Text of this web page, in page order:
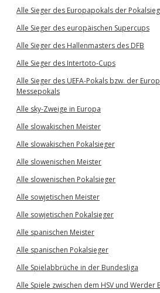
Alle Sieger des Europapokals der
Alle Sieger des europäischen Supercups
Alle Sieger des Hallenmasters des DFB
Alle Sieger des Intertoto-Cups
Alle Sieger des UEFA-Pokals bzw. der
Messepokals
Alle sky-Zweige in Europa
Alle slowakischen Meister
Alle slowakischen Pokalsieger
Alle slowenischen Meister
Alle slowenischen Pokalsieger
Alle sowjetischen Meister
Alle sowjetischen Pokalsieger
Alle spanischen Meister
Alle spanischen Pokalsieger
Alle Spielabbrüche in der Bundesliga
Alle Spiele zwischen dem HSV und